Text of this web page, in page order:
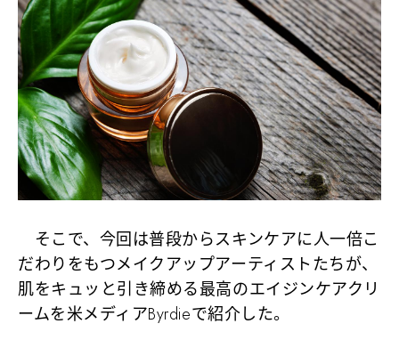
そこで、今回は普段からスキンケアに人一倍こ
だわりをもつメイクアップアーティストたちが、
肌をキュッと引き締める最高のエイジンケアクリ
ームを米メディアByrdieで紹介した。